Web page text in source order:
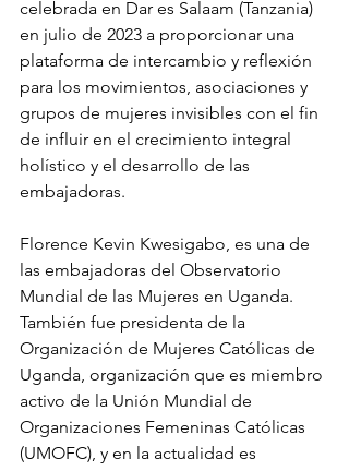
celebrada en Dar es Salaam (Tanzania)
en julio de 2023 a proporcionar una
plataforma de intercambio y reflexión
para los movimientos, asociaciones y
grupos de mujeres invisibles con el fin
de influir en el crecimiento integral
holístico y el desarrollo de las
embajadoras.
Florence Kevin Kwesigabo, es una de
las embajadoras del Observatorio
Mundial de las Mujeres en Uganda.
También fue presidenta de la
Organización de Mujeres Católicas de
Uganda, organización que es miembro
activo de la Unión Mundial de
Organizaciones Femeninas Católicas
(UMOFC), y en la actualidad es